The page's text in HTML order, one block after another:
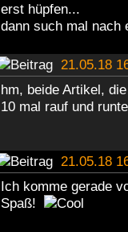
erst hüpfen...
dann such mal nach
21.05.18
hm, beide Artikel,
10 mal rauf und
21.05.18
Ich komme gerade
Spaß!